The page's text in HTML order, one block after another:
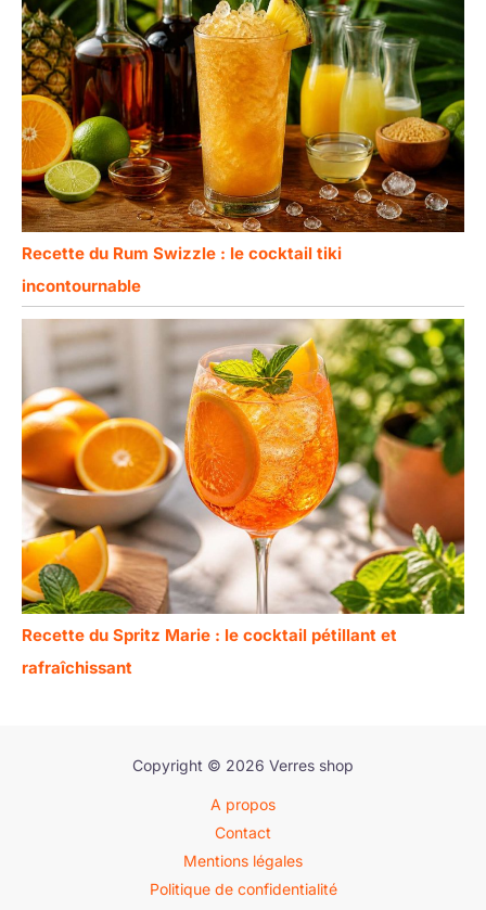
Recette du Rum Swizzle : le cocktail tiki
incontournable
Recette du Spritz Marie : le cocktail pétillant et
rafraîchissant
Copyright © 2026 Verres shop
A propos
Contact
Mentions légales
Politique de confidentialité